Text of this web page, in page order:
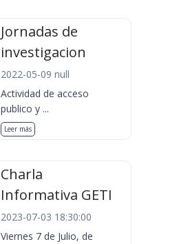
Jornadas de
investigacion
2022-05-09 null
Actividad de acceso
publico y ...
Leer más
Charla
Informativa GETI
2023-07-03 18:30:00
Viernes 7 de Julio, de